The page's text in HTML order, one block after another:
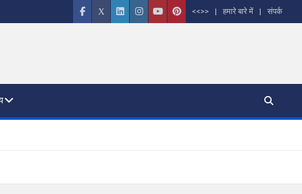
<<>> हमारे बारे में संपर्क